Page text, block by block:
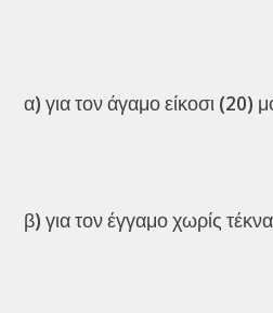
α) για τον άγαμο είκοσι (20)
β) για τον έγγαμο χωρίς